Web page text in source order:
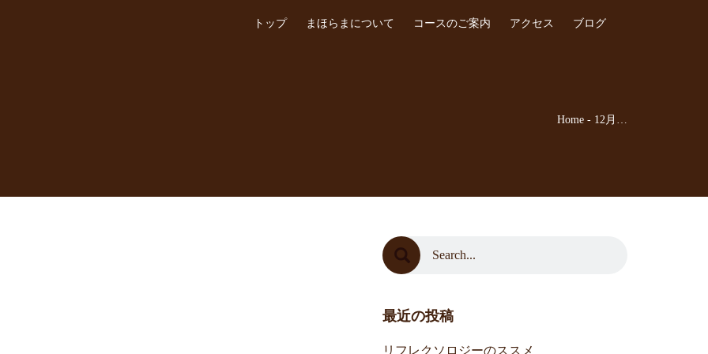
トップ まほらまについて コースのご案内 アクセス ブログ
Home - 12月…
最近の投稿
リフレクソロジーのススメ